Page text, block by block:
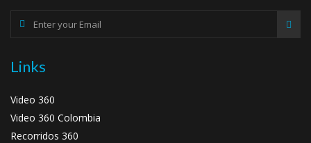
Links
Video 360
Video 360 Colombia
Recorridos 360